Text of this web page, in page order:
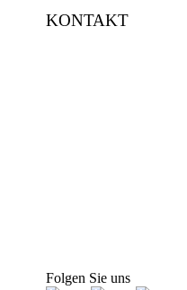
KONTAKT
Folgen Sie uns